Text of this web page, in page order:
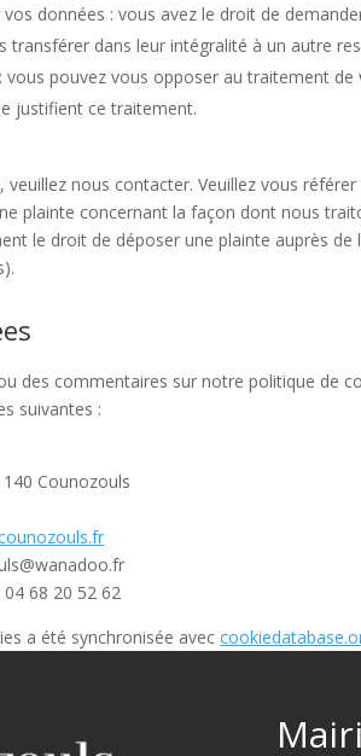
données : vous avez le droit de
transférer dans leur intégralité à un autre
vous pouvez vous opposer au traitement
justifient ce traitement.
veuillez nous contacter. Veuillez vous
plainte concernant la façon dont nous
le droit de déposer une plainte auprès de
des commentaires sur notre politique de
suivantes :
Counozouls
wanadoo.fr
68 20 52 62
a été synchronisée avec